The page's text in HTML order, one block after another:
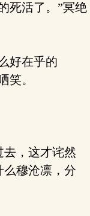
死活了。”冥绝
好在乎的
笑。
，这才诧然
么穆沧凛，分